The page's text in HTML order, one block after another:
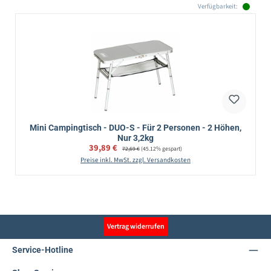
Verfügbarkeit:
Mini Campingtisch - DUO-S - Für 2 Personen - 2 Höhen,
Nur 3,2kg
Verkaufspreis:
39,89 € Regulärer Preis:
72,69 €(45.12% gespart)
Preise inkl. MwSt. zzgl. Versandkosten
Vertrag widerrufen
Service-Hotline